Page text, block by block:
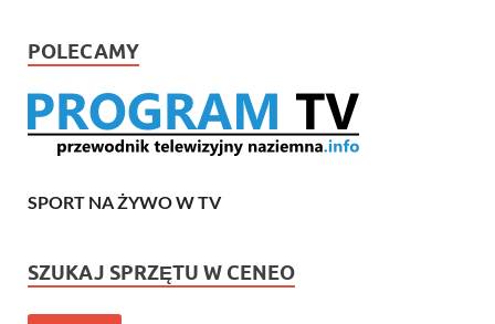
POLECAMY
SPORT NA ŻYWO W TV
SZUKAJ SPRZĘTU W CENEO